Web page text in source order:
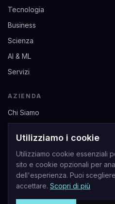
Tecnologia
Business
Scienza
AI & ML
Servizi
AZIENDA
Chi Siamo
Privacy
Termini di Servizio
Utilizziamo i cookie
Utilizziamo cookie essenziali
sito e cookie opzionali per
dell'esperienza. Puoi
accettare. Scopri di più